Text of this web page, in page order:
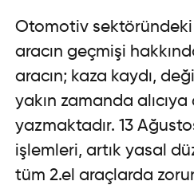
Otomotiv sektöründeki
aracın geçmişi
aracın; kaza kaydı,
yakın zamanda
yazmaktadır. 13
işlemleri, artık yasal
tüm 2.el araçlarda